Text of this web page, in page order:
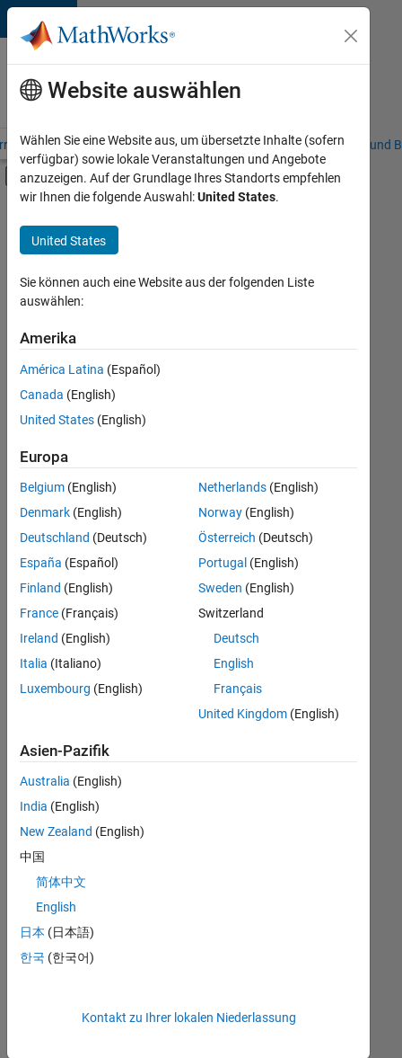
Weiter zum Inhalt
Karriere
bei
MathWorks
– Übersicht Stellensuche Niederlassungen Studierende und
Umschaltung für Off-Canvas-
Hauptinhalt
Information Technology
Commercial Sales
Marketing Communications
Marketing Services
Business Model Team
Human Resources
+5
Derzeit
es
keine
offenen
Stellen,
Ihren
Suchkriterien
entsprechen.
können
die
Suchkriterien
weiter
fassen
oder
alle
Stellenangebote
anzeigen .
noch
keine
offenen
Stellen
können,
die
Ihren
entsprechen,
werden
unseres
Website auswählen
Wählen Sie eine Website aus, um übersetzte Inhalte (sofern
verfügbar) sowie lokale Veranstaltungen und Angebote
anzuzeigen. Auf der Grundlage Ihres Standorts empfehlen
wir Ihnen die folgende Auswahl:United States.
United States
Sie können auch eine Website aus der folgenden Liste
auswählen:
Amerika
América Latina (Español)
Canada (English)
United States (English)
Europa
Belgium (English)
Denmark (English)
Deutschland (Deutsch)
España (Español)
Finland (English)
France (Français)
Ireland (English)
Italia (Italiano)
Luxembourg (English)
Netherlands(English)
Norway(English)
Österreich (Deutsch)
Portugal (English)
Sweden (English)
Switzerland
Deutsch
English
Français
United Kingdom(English)
Asien-Pazifik
Australia (English)
India (English)
New Zealand (English)
中国
简体中文
English
日本 (日本語)
한국 (한국어)
Kontakt zu Ihrer lokalen Niederlassung